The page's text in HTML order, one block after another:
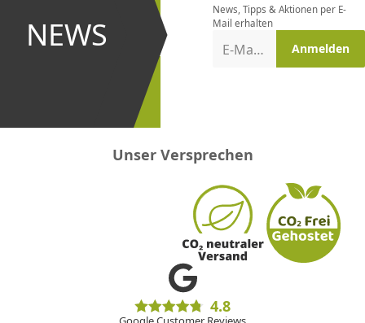
NEWS
und bei
Aktionen
News, Tipps & Aktionen per E-
Mail erhalten
E-Mail-Adresse Anmelden
Unser Versprechen
4.8